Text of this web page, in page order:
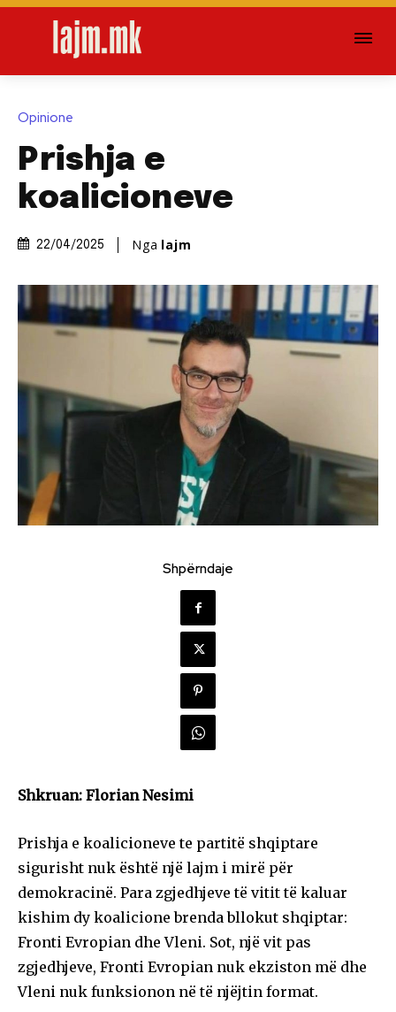
Opinione
Prishja e
koalicioneve
22/04/2025 Nga lajm
Shpërndaje
Shkruan: Florian Nesimi
Prishja e koalicioneve te partitë shqiptare
sigurisht nuk është një lajm i mirë për
demokracinë. Para zgjedhjeve të vitit të kaluar
kishim dy koalicione brenda bllokut shqiptar:
Fronti Evropian dhe Vleni. Sot, një vit pas
zgjedhjeve, Fronti Evropian nuk ekziston më dhe
Vleni nuk funksionon në të njëjtin format.